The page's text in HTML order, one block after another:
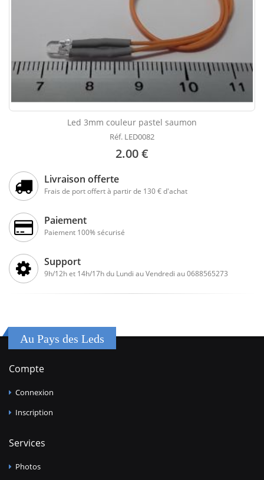
Led 3mm couleur pastel saumon
Réf. LED0082
2.00 €
Livraison offerte
Frais de port offert à partir de 130 € d'achat
Paiement
Paiement 100% sécurisé
Support
9h/12h et 14h/17h du Lundi au Vendredi au 0688565273
Au Pays des Leds
Compte
Connexion
Inscription
Services
Photos